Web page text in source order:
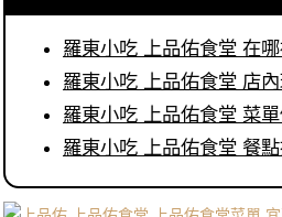
羅東小吃 上品佑食堂 在
羅東小吃 上品佑食堂 店
羅東小吃 上品佑食堂 菜
羅東小吃 上品佑食堂 餐